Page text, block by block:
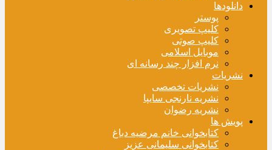
دانلودها
پوستر
کلیپ تصویری
کلیپ صوتی
موبایل اسلامی
نرم افزار چند رسانه ای
نشریات
نشریات تخصصی
نشریه نارنجی سایپا
نشریه رضوان
پویش ها
کتابخوانی خانم مرضیه دباغ
کتابخوانی سلیمانی عزیز